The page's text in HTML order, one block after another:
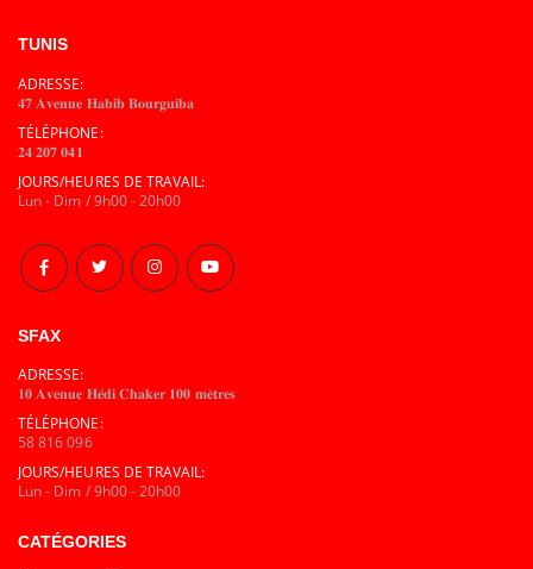
TUNIS
ADRESSE:
𝟒𝟕 𝐀𝐯𝐞𝐧𝐮𝐞 𝐇𝐚𝐛𝐢𝐛 𝐁𝐨𝐮𝐫𝐠𝐮𝐢𝐛𝐚
TÉLÉPHONE:
𝟐𝟒 𝟐𝟎𝟕 𝟎𝟒𝟏
JOURS/HEURES DE TRAVAIL:
Lun - Dim / 9h00 - 20h00
SFAX
ADRESSE:
𝟏𝟎 𝐀𝐯𝐞𝐧𝐮𝐞 𝐇𝐞́𝐝𝐢 𝐂𝐡𝐚𝐤𝐞𝐫 𝟏𝟎𝟎 𝐦𝐞̀𝐭𝐫𝐞𝐬
TÉLÉPHONE:
58 816 096
JOURS/HEURES DE TRAVAIL:
Lun - Dim / 9h00 - 20h00
CATÉGORIES